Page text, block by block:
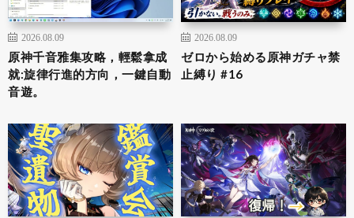
2026.08.09
原神千音雅集攻略，輕鬆拿成
就:旋律行進的方向，一鍵自動
音遊。
2026.08.09
ゼロから始める原神ガチャ禁
止縛り #16